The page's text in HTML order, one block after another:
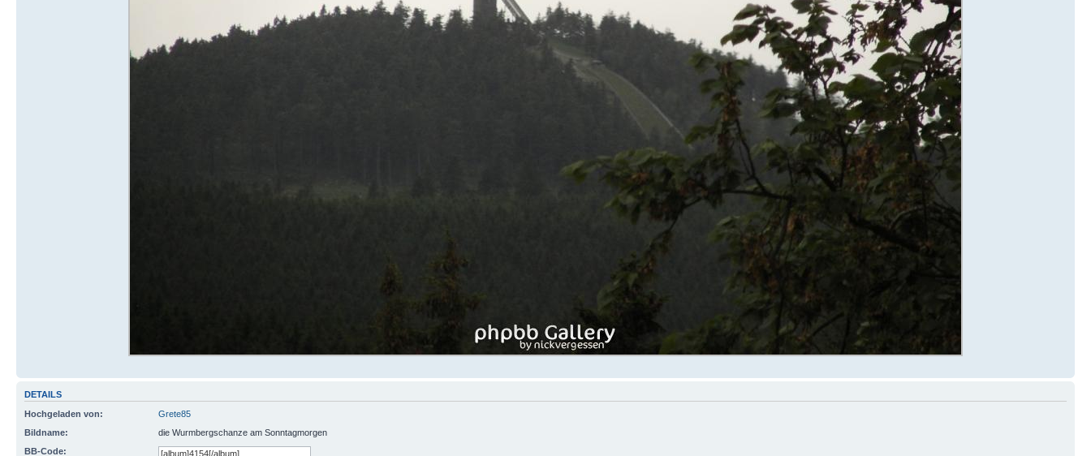
DETAILS
Hochgeladen von:
Grete85
Bildname:
die Wurmbergschanze am Sonntagmorgen
BB-Code: